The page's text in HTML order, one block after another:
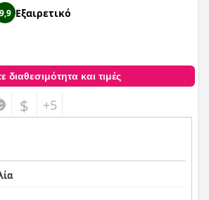
9,9 Εξαιρετικό
διαθεσιμότητα και τιμές
$ +5